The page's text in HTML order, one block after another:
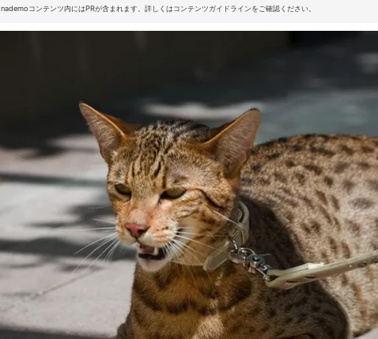
nademoコンテンツ内にはPRが含まれます。詳しくはコンテンツガイドラインをご確認ください。